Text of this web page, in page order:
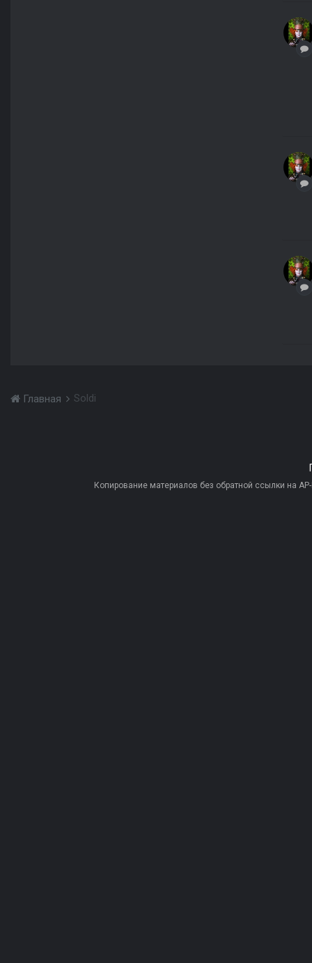
Главная Soldi
Копирование материалов без обратной ссылки на